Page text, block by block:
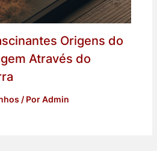
Origens do
Através do
/ PorAdmin